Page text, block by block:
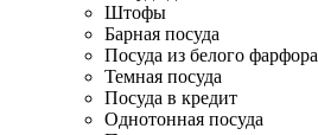
Штофы
Барная посуда
Посуда из белого фарфора
Темная посуда
Посуда в кредит
Однотонная посуда